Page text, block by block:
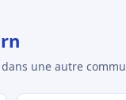
une autre